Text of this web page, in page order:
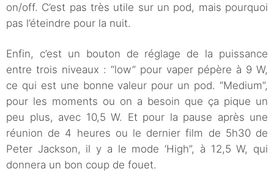
on/off. C’est pas très utile sur un pod, mais pourquoi
pas l’éteindre pour la nuit.
Enfin, c’est un bouton de réglage de la puissance
entre trois niveaux : “low” pour vaper pépère à 9 W,
ce qui est une bonne valeur pour un pod. “Medium”,
pour les moments ou on a besoin que ça pique un
peu plus, avec 10,5 W. Et pour la pause après une
réunion de 4 heures ou le dernier film de 5h30 de
Peter Jackson, il y a le mode ‘High”, à 12,5 W, qui
donnera un bon coup de fouet.